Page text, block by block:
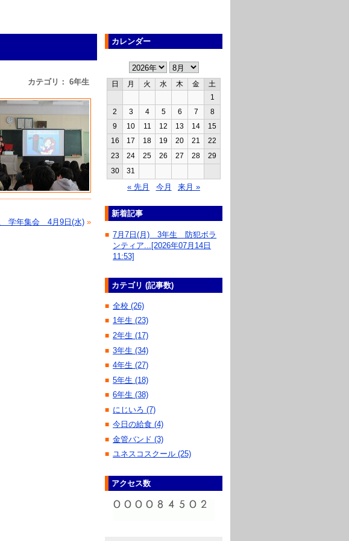
カテゴリ： 6年生
学年集会 4月9日(水) »
カレンダー
日 月 火 水 木 金
土
1
2
3 4 5 6 7
8
9
10 11 12 13 14
15
16
17 18 19 20 21
22
23
24 25 26 27 28
29
30
31
« 先月 今月 来月 »
新着記事
■ 7月7日(月) 3年生 防犯ボラ
ンティア...[2026年07月14日
11:53]
カテゴリ (記事数)
■ 全校 (26)
■ 1年生 (23)
■ 2年生 (17)
■ 3年生 (34)
■ 4年生 (27)
■ 5年生 (18)
■ 6年生 (38)
■ にじいろ (7)
■ 今日の給食 (4)
■ 金管バンド (3)
■ ユネスコスクール (25)
アクセス数